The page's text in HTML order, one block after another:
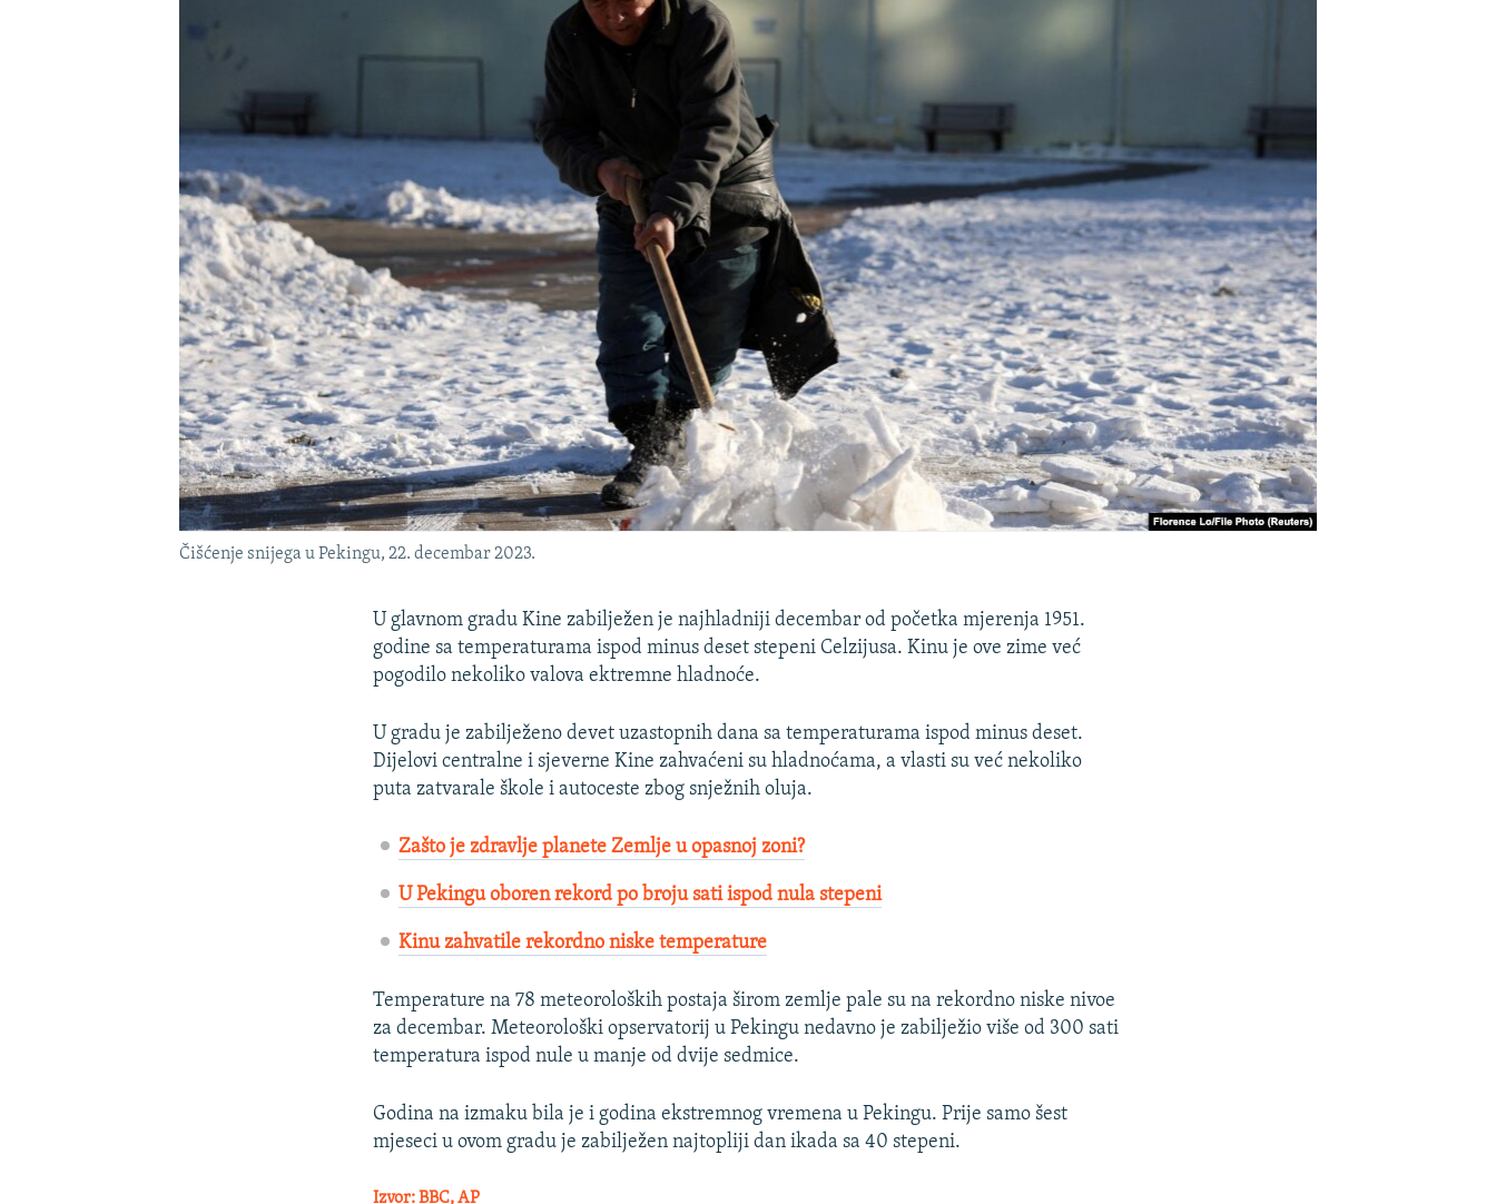
POPLAVE I KLIZIŠTA U BIH 2024.
TRI DECENIJE OD RATA U BIH
NASTANAK I RASPAD JUGOSLAVIJE
Čišćenje snijega u Pekingu, 22. decembar 2023.
U glavnom gradu Kine zabilježen je najhladniji decembar od početka mjerenja 1951.
godine sa temperaturama ispod minus deset stepeni Celzijusa. Kinu je ove zime već
pogodilo nekoliko valova ektremne hladnoće.
U gradu je zabilježeno devet uzastopnih dana sa temperaturama ispod minus deset.
Dijelovi centralne i sjeverne Kine zahvaćeni su hladnoćama, a vlasti su već nekoliko
puta zatvarale škole i autoceste zbog snježnih oluja.
Zašto je zdravlje planete Zemlje u opasnoj zoni?
U Pekingu oboren rekord po broju sati ispod nula stepeni
Kinu zahvatile rekordno niske temperature
Temperature na 78 meteoroloških postaja širom zemlje pale su na rekordno niske nivoe
za decembar. Meteorološki opservatorij u Pekingu nedavno je zabilježio više od 300 sati
temperatura ispod nule u manje od dvije sedmice.
Godina na izmaku bila je i godina ekstremnog vremena u Pekingu. Prije samo šest
mjeseci u ovom gradu je zabilježen najtopliji dan ikada sa 40 stepeni.
Izvor: BBC, AP